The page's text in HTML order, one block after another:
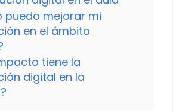
puedo mejorar mi
en el ámbito
tiene la
digital en la